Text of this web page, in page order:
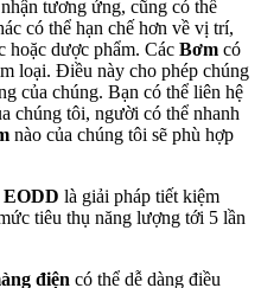
tương ứng, cũng có thể
có thể hạn chế hơn về vị trí,
hoặc dược phẩm. Các Bơm có
loại. Điều này cho phép chúng
của chúng. Bạn có thể liên hệ
chúng tôi, người có thể nhanh
nào của chúng tôi sẽ phù hợp
là giải pháp tiết kiệm
tiêu thụ năng lượng tới 5 lần
điện có thể dễ dàng điều